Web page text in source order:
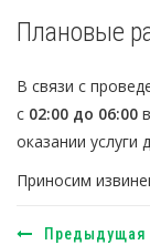
Плановые
В связи с
с 02:00 до 06:00
оказании услуги
Приносим
Предыдущая